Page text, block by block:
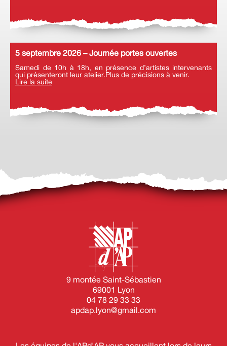
5 septembre 2026 – Journée portes ouvertes
Samedi de 10h à 18h, en présence d’artistes intervenants
qui présenteront leur atelier.Plus de précisions à venir.
Lire la suite
9 montée Saint-Sébastien
69001 Lyon
04 78 29 33 33
apdap.lyon@gmail.com